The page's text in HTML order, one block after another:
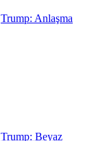
Trump: Anlaşma
Trump: Beyaz